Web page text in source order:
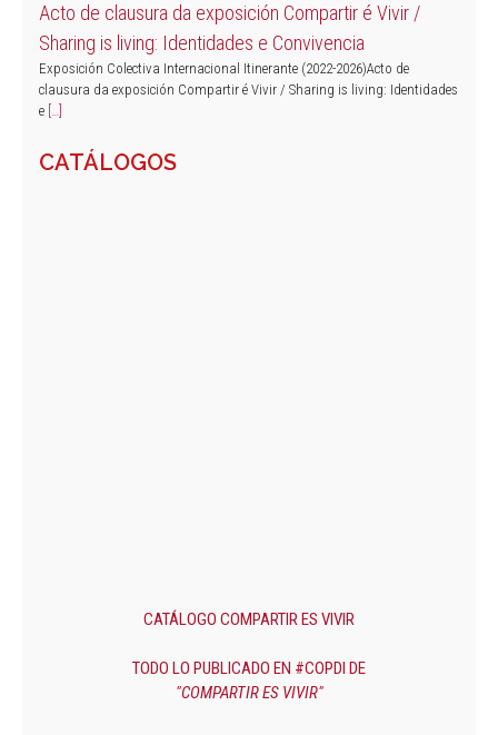
Acto de clausura da exposición Compartir é Vivir /
Sharing is living: Identidades e Convivencia
Exposición Colectiva Internacional Itinerante (2022-2026)Acto de
clausura da exposición Compartir é Vivir / Sharing is living: Identidades
e […]
CATÁLOGOS
CATÁLOGO COMPARTIR ES VIVIR
TODO LO PUBLICADO EN #COPDI DE
"COMPARTIR ES VIVIR"